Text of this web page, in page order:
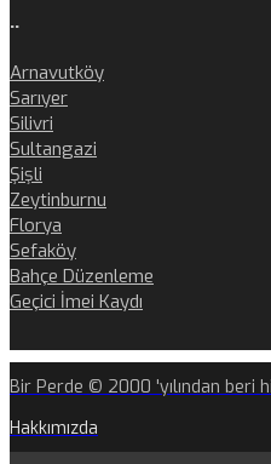
..
Arnavutköy
Sarıyer
Silivri
Sultangazi
Şişli
Zeytinburnu
Florya
Sefaköy
Bahçe Düzenleme
Geçici İmei Kaydı
Bir Perde © 2000 'yılından beri
Hakkımızda